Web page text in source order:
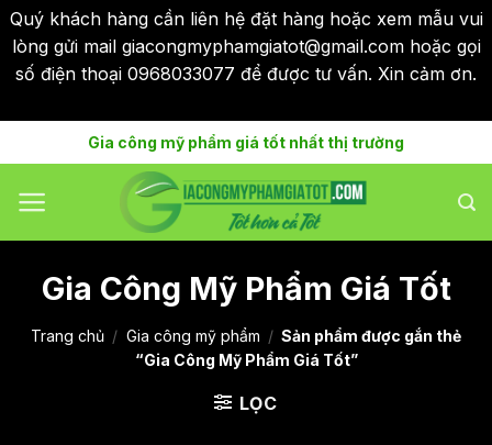
Quý khách hàng cần liên hệ đặt hàng hoặc xem mẫu vui
lòng gửi mail giacongmyphamgiatot@gmail.com hoặc gọi
số điện thoại 0968033077 để được tư vấn. Xin cảm ơn.
to
content
Gia công mỹ phẩm giá tốt nhất thị trường
Gia Công Mỹ Phẩm Giá Tốt
Trang chủ / Gia công mỹ phẩm / Sản phẩm được gắn thẻ
“Gia Công Mỹ Phẩm Giá Tốt”
LỌC